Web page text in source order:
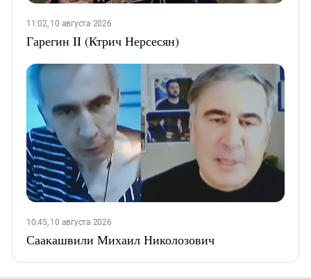
11:02, 10 августа 2026
Гарегин II (Ктрич Нерсесян)
10:45, 10 августа 2026
Саакашвили Михаил Николозович